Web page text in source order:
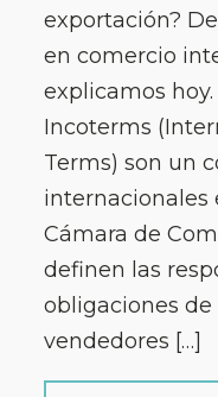
exportación?
en comercio
explicamos
Incoterms
Terms) son un
internacionales
Cámara de
definen las
obligaciones
vendedores […]